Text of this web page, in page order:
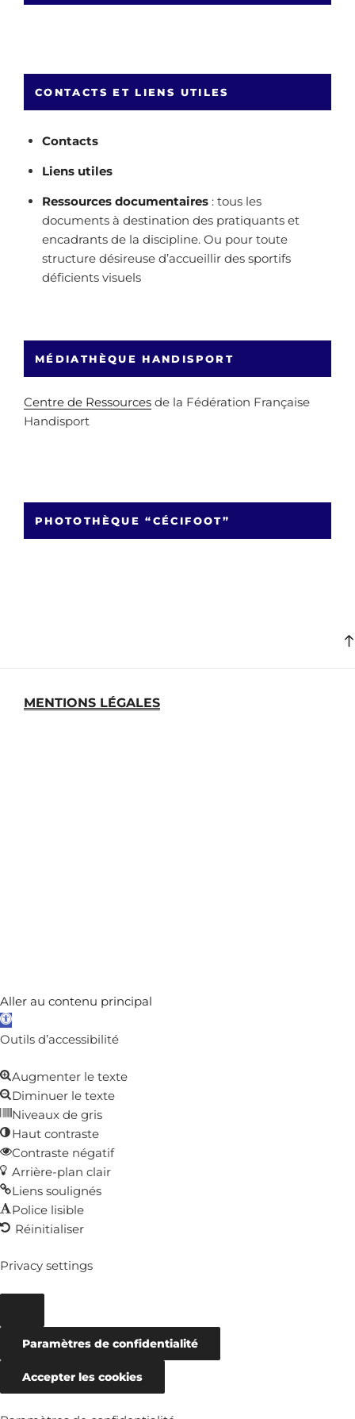
CONTACTS ET LIENS UTILES
Contacts
Liens utiles
Ressources documentaires : tous les
documents à destination des pratiquants et
encadrants de la discipline. Ou pour toute
structure désireuse d’accueillir des sportifs
déficients visuels
MÉDIATHÈQUE HANDISPORT
Centre de Ressources de la Fédération Française
Handisport
PHOTOTHÈQUE “CÉCIFOOT”
MENTIONS LÉGALES
Aller au contenu principal
Ouvrir
la
d’outils
Outils d’accessibilité
Augmenter le texte
Diminuer le texte
Niveaux de gris
Haut contraste
Contraste négatif
Arrière-plan clair
Liens soulignés
Police lisible
Réinitialiser
Privacy settings
Paramètres de confidentialité
Accepter les cookies